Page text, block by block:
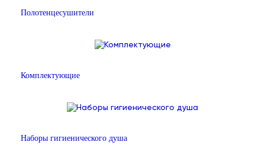
Полотенцесушители
Комплектующие
Наборы гигиенического душа